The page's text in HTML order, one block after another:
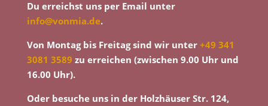
Du erreichst uns per Email unter
info@vonmia.de.
Von Montag bis Freitag sind wir unter +49 341
3081 3589 zu erreichen (zwischen 9.00 Uhr und
16.00 Uhr).
Oder besuche uns in der Holzhäuser Str. 124,